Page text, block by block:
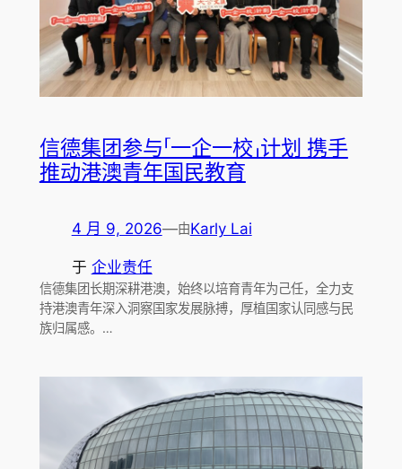
信德集团参与「一企一校」计划 携手
推动港澳青年国民教育
4 月 9, 2026—由Karly Lai
于 企业责任
信德集团长期深耕港澳，始终以培育青年为己任，全力支
持港澳青年深入洞察国家发展脉搏，厚植国家认同感与民
族归属感。…